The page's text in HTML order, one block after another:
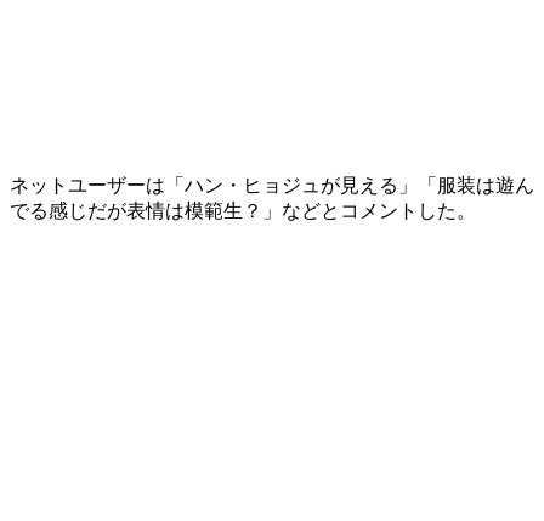
ネットユーザーは「ハン・ヒョジュが見える」「服装は遊ん
でる感じだが表情は模範生？」などとコメントした。